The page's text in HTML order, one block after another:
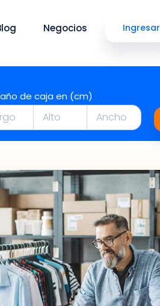
Negocios Ingresar
de caja en (cm)